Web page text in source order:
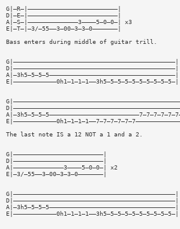
G|—R—|—————————————————————————|
D|—E—|—————————————————————————|
A|—S—|——————————————3————5—0—0—| x3
E|—T—|—3/—55——3—00—3—3—0———————|
Bass enters during middle of guitar trill.
G|—————————————————————————————————————————————|
D|—————————————————————————————————————————————|
E|————————————0h1—1—1—1——3h5—5—5—5—5—5—5—5—5—5—|
The last note IS a 12 NOT a 1 and a 2.
G|—————————————————————————|
D|—————————————————————————|
A|——————————————3————5—0—0—| x2
E|—3/—55——3—00—3—3—0———————|
G|—————————————————————————————————————————————|
D|—————————————————————————————————————————————|
E|————————————0h1—1—1—1——3h5—5—5—5—5—5—5—5—5—5—|